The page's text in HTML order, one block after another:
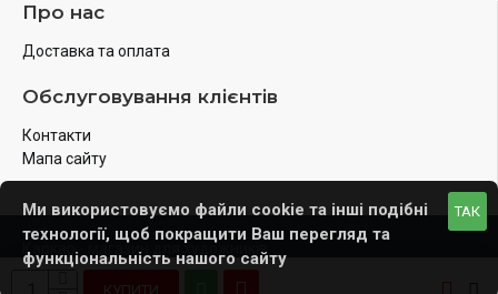
КУПИТИ
Про нас
Доставка та оплата
Обслуговування клієнтів
Контакти
Мапа сайту
Каркар - магазин для художників
ТАК
Ми використовуємо файли cookie та інші подібні
технології, щоб покращити Ваш перегляд та
функціональність нашого сайту